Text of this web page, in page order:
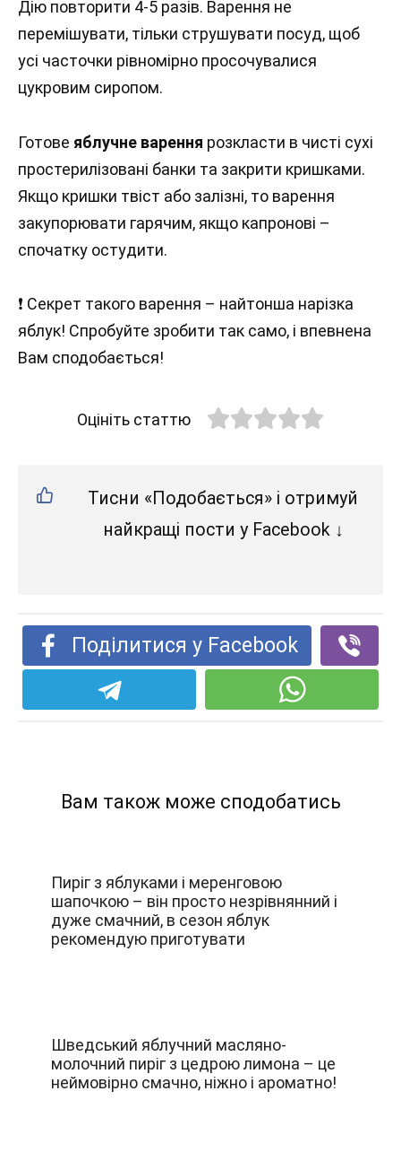
Дію повторити 4-5 разів. Варення не
перемішувати, тільки струшувати посуд, щоб
усі часточки рівномірно просочувалися
цукровим сиропом.
Готове яблучне варення розкласти в чисті сухі
простерилізовані банки та закрити кришками.
Якщо кришки твіст або залізні, то варення
закупорювати гарячим, якщо капронові –
спочатку остудити.
❗️ Секрет такого варення – найтонша нарізка
яблук! Спробуйте зробити так само, і впевнена
Вам сподобається!
Оцініть статтю
Тисни «Подобається» і отримуй
найкращі пости у Facebook ↓
Поділитися у Facebook
Вам також може сподобатись
Пиріг з яблуками і меренговою
шапочкою – він просто незрівнянний і
дуже смачний, в сезон яблук
рекомендую приготувати
Шведський яблучний масляно-
молочний пиріг з цедрою лимона – це
неймовірно смачно, ніжно і ароматно!